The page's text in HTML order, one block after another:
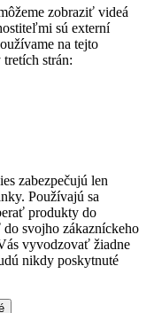
zobraziť videá
sú externí
na tejto
strán:
zabezpečujú len
Používajú sa
produkty do
svojho zákazníckeho
vyvodzovať žiadne
nikdy poskytnuté